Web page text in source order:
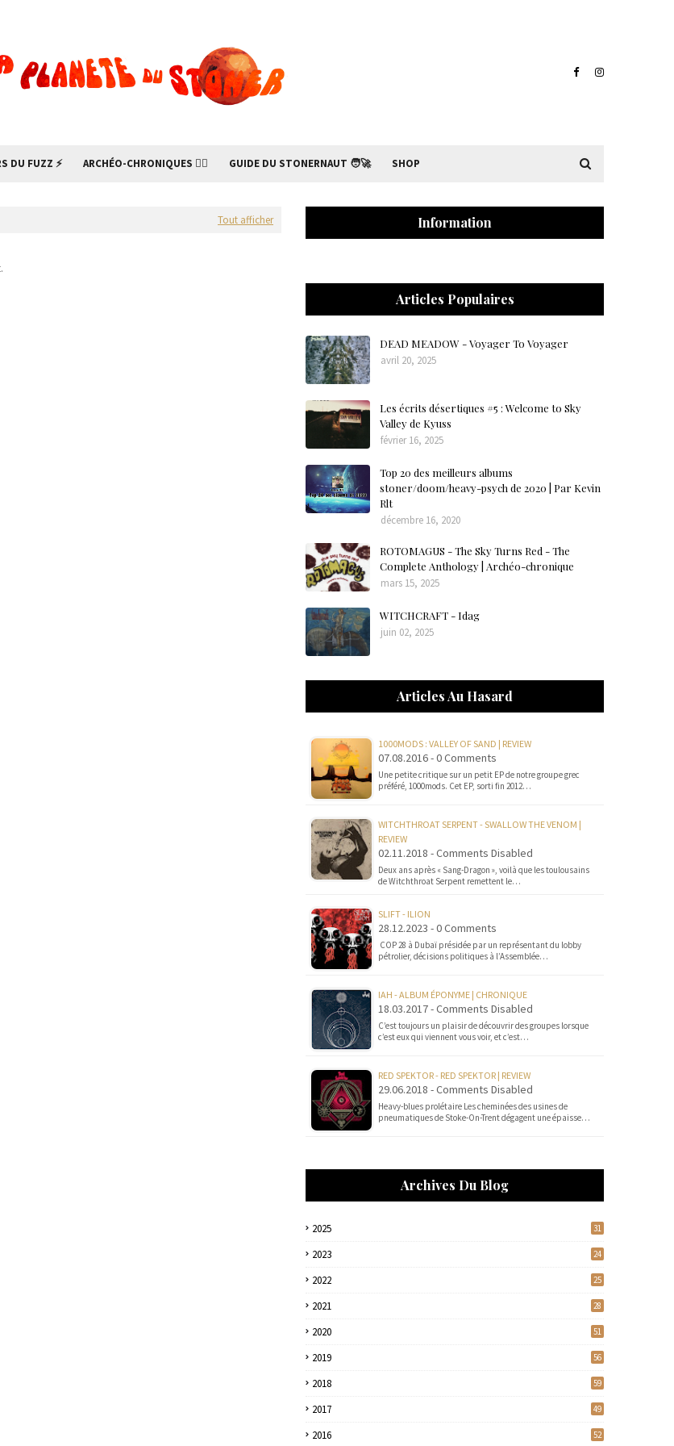
DU FUZZ ⚡ ARCHÉO-CHRONIQUES 🧙‍♂ GUIDE DU STONERNAUT 🧑‍🚀 SHOP
Tout afficher Information
Articles Populaires
DEAD MEADOW - Voyager To Voyager
avril 20, 2025
Les écrits désertiques #5 : Welcome to Sky
Valley de Kyuss
février 16, 2025
Top 20 des meilleurs albums
stoner/doom/heavy-psych de 2020 | Par Kevin
Rlt
décembre 16, 2020
ROTOMAGUS - The Sky Turns Red - The
Complete Anthology | Archéo-chronique
mars 15, 2025
WITCHCRAFT - Idag
juin 02, 2025
Articles Au Hasard
1000MODS : VALLEY OF SAND | REVIEW
07.08.2016 - 0 Comments
Une petite critique sur un petit EP de notre groupe grec
préféré, 1000mods. Cet EP, sorti fin 2012…
WITCHTHROAT SERPENT - SWALLOW THE VENOM |
REVIEW
02.11.2018 - Comments Disabled
Deux ans après « Sang-Dragon », voilà que les toulousains
de Witchthroat Serpent remettent le…
SLIFT - ILION
28.12.2023 - 0 Comments
COP 28 à Dubaï présidée par un représentant du lobby
pétrolier, décisions politiques à l’Assemblée…
IAH - ALBUM ÉPONYME | CHRONIQUE
18.03.2017 - Comments Disabled
C’est toujours un plaisir de découvrir des groupes lorsque
c’est eux qui viennent vous voir, et c’est…
RED SPEKTOR - RED SPEKTOR | REVIEW
29.06.2018 - Comments Disabled
Heavy-blues prolétaire Les cheminées des usines de
pneumatiques de Stoke-On-Trent dégagent une épaisse…
Archives Du Blog
2025 31
2023 24
2022 25
2021 28
2020 51
2019 56
2018 59
2017 49
2016 52